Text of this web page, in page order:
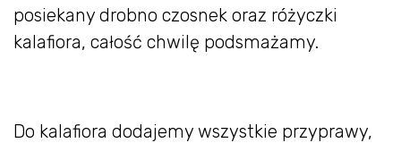
posiekany drobno czosnek oraz różyczki
kalafiora, całość chwilę podsmażamy.
Do kalafiora dodajemy wszystkie przyprawy,